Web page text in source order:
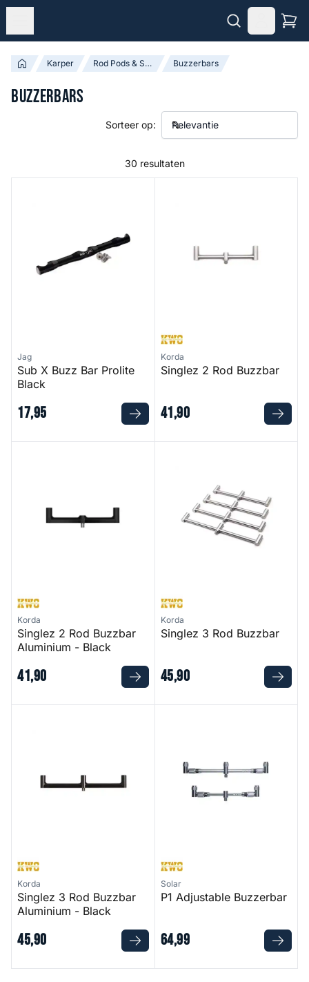
Karper Rod Pods & Steunen Buzzerbars
Buzzerbars
30 resultaten
Sorteer op:
Jag
Sub X Buzz Bar Prolite
Black
17,95
Korda
Singlez 2 Rod Buzzbar
41,90
Korda
Singlez 2 Rod Buzzbar
Aluminium - Black
41,90
Korda
Singlez 3 Rod Buzzbar
45,90
Korda
Singlez 3 Rod Buzzbar
Aluminium - Black
45,90
Solar
P1 Adjustable Buzzerbar
64,99